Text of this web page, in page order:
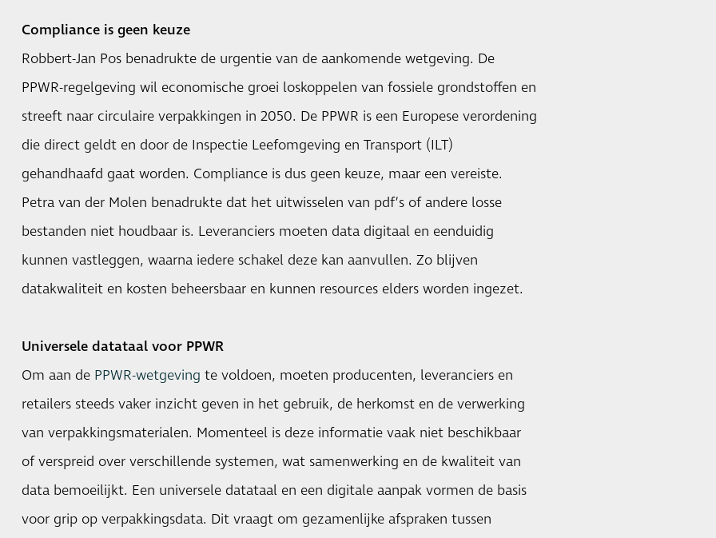
Compliance is geen keuze
Robbert-Jan Pos benadrukte de urgentie van de aankomende wetgeving. De
PPWR-regelgeving wil economische groei loskoppelen van fossiele grondstoffen en
streeft naar circulaire verpakkingen in 2050. De PPWR is een Europese verordening
die direct geldt en door de Inspectie Leefomgeving en Transport (ILT)
gehandhaafd gaat worden. Compliance is dus geen keuze, maar een vereiste.
Petra van der Molen benadrukte dat het uitwisselen van pdf’s of andere losse
bestanden niet houdbaar is. Leveranciers moeten data digitaal en eenduidig
kunnen vastleggen, waarna iedere schakel deze kan aanvullen. Zo blijven
datakwaliteit en kosten beheersbaar en kunnen resources elders worden ingezet.
Universele datataal voor PPWR
Om aan de PPWR-wetgeving te voldoen, moeten producenten, leveranciers en
retailers steeds vaker inzicht geven in het gebruik, de herkomst en de verwerking
van verpakkingsmaterialen. Momenteel is deze informatie vaak niet beschikbaar
of verspreid over verschillende systemen, wat samenwerking en de kwaliteit van
data bemoeilijkt. Een universele datataal en een digitale aanpak vormen de basis
voor grip op verpakkingsdata. Dit vraagt om gezamenlijke afspraken tussen